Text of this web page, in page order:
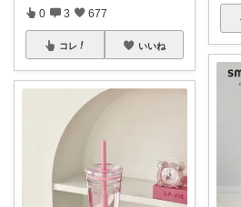
0 3 677
コレ いいね